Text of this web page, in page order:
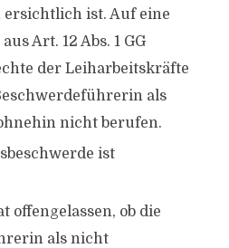
ersichtlich ist. Auf eine
Art. 12 Abs. 1 GG
der Leiharbeitskräfte
als
nicht berufen.
ist
offengelassen, ob die
als nicht